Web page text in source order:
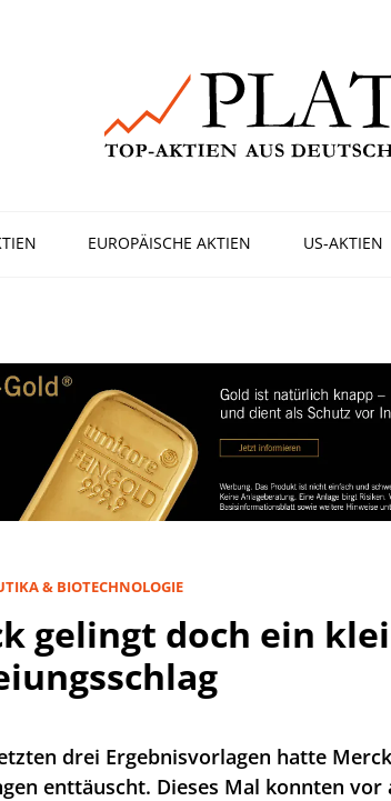
EUROPÄISCHE AKTIEN US-AKTIEN
& BIOTECHNOLOGIE
gelingt doch ein
drei Ergebnisvorlagen hatte
enttäuscht. Dieses Mal konnten vor